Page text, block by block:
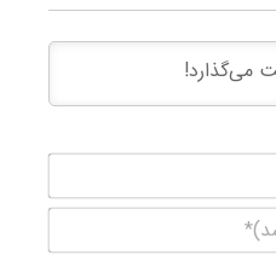
(منتشر